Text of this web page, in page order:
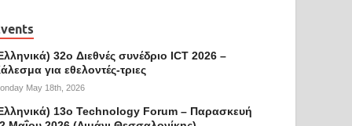
32o Διεθνές συνέδριο ICT 2026 –
για εθελοντές-τριες
May 18th, 2026
13ο Technology Forum – Παρασκευή